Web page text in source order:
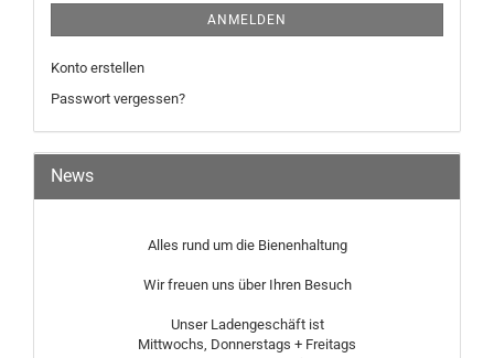
ANMELDEN
Konto erstellen
Passwort vergessen?
News
Alles rund um die Bienenhaltung
Wir freuen uns über Ihren Besuch
Unser Ladengeschäft ist
Mittwochs, Donnerstags + Freitags